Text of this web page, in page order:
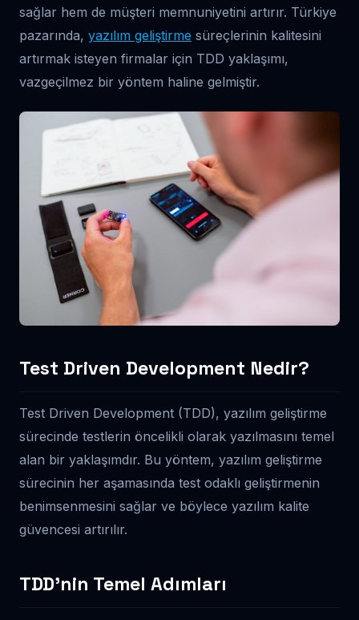
sağlar hem de müşteri memnuniyetini artırır. Türkiye
pazarında, yazılım geliştirme süreçlerinin kalitesini
artırmak isteyen firmalar için TDD yaklaşımı,
vazgeçilmez bir yöntem haline gelmiştir.
Test Driven Development Nedir?
Test Driven Development (TDD), yazılım geliştirme
sürecinde testlerin öncelikli olarak yazılmasını temel
alan bir yaklaşımdır. Bu yöntem, yazılım geliştirme
sürecinin her aşamasında test odaklı geliştirmenin
benimsenmesini sağlar ve böylece yazılım kalite
güvencesi artırılır.
TDD’nin Temel Adımları